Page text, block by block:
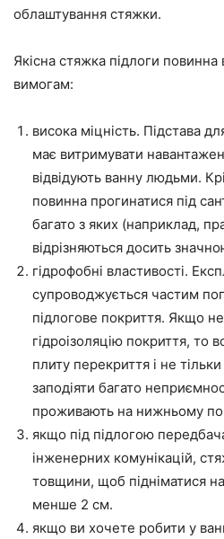
облаштування стяжки.
Якісна стяжка підлоги повинна
вимогам:
висока міцність. Підстава
має витримувати
відвідують ванну людьми.
повинна прогинатися під
багато з яких (наприклад,
відрізняються досить
гідрофобні властивості.
супроводжується частим
підлогове покриття. Якщо
гідроізоляцію покриття, то
плиту перекриття і не
заподіяти багато
проживають на нижньому
якщо під підлогою
інженерних комунікацій,
товщини, щоб підніматися
менше 2 см.
якщо ви хочете робити у